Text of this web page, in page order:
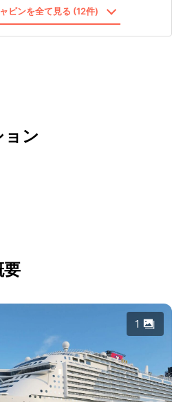
ビンを全て見る (12件)
ン
要
1